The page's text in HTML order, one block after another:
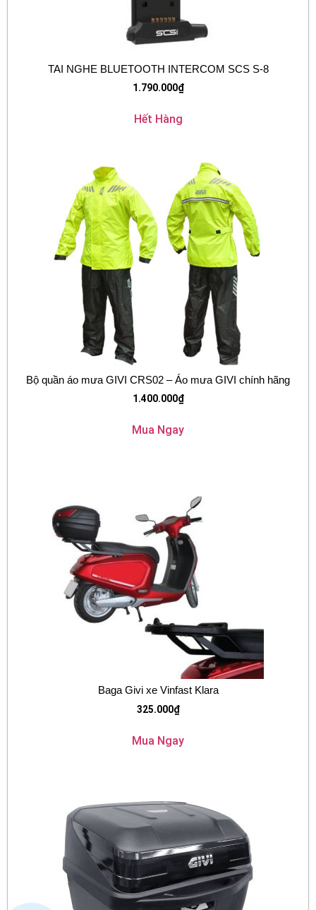
TAI NGHE BLUETOOTH INTERCOM SCS S-8
1.790.000₫
Hết Hàng
Bộ quần áo mưa GIVI CRS02 – Áo mưa GIVI chính hãng
1.400.000₫
Mua Ngay
Baga Givi xe Vinfast Klara
325.000₫
Mua Ngay